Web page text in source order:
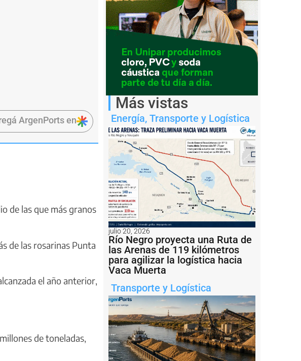
ArgenPorts en
de las que más granos
de las rosarinas Punta
el año anterior,
de toneladas,
Más vistas
Energía, Transporte y Logística
julio 20, 2026
Río Negro proyecta una Ruta de
las Arenas de 119 kilómetros
para agilizar la logística hacia
Vaca Muerta
Transporte y Logística